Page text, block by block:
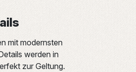
mit modernsten
werden in
zur Geltung.